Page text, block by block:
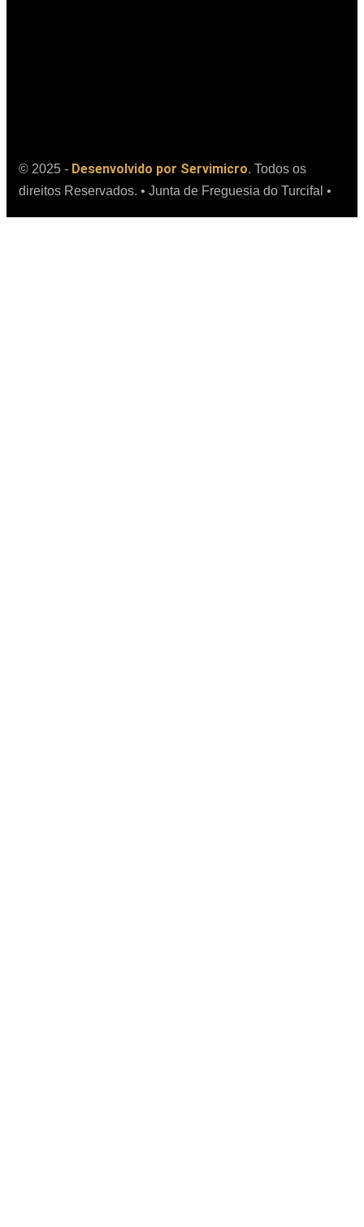
© 2025 - Desenvolvido por Servimicro. Todos os
direitos Reservados. • Junta de Freguesia do Turcifal •